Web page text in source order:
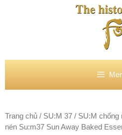
Trang chủ / SU:M 37 / SU:M chống
nén Su:m37 Sun Away Baked